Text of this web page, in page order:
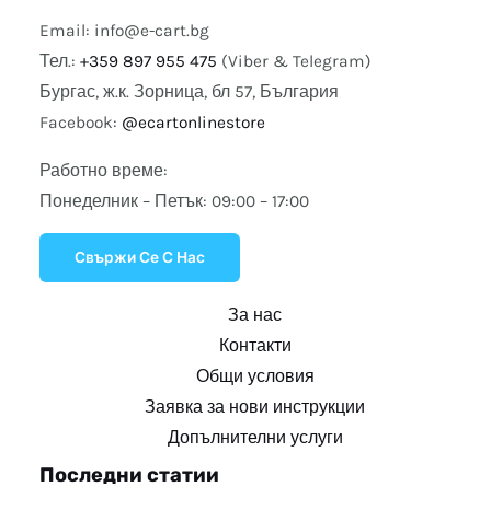
Email: info@e-cart.bg
Тел.: +359 897 955 475 (Viber & Telegram)
Бургас, ж.к. Зорница, бл 57, България
Facebook: @ecartonlinestore
Работно време:
Понеделник – Петък: 09:00 – 17:00
Свържи Се С Нас
За нас
Контакти
Общи условия
Заявка за нови инструкции
Допълнителни услуги
Последни статии